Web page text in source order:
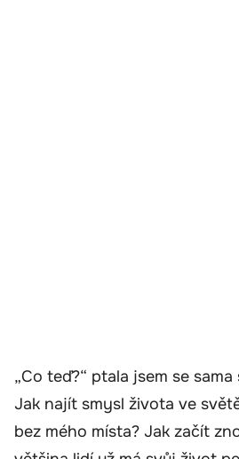
„Co teď?“ ptala jsem se
Jak najít smysl života ve
bez mého místa? Jak začít